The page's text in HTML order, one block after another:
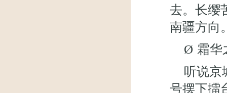
去。长缨
南疆方向
Ø 霜华
听说京
号摆下擂